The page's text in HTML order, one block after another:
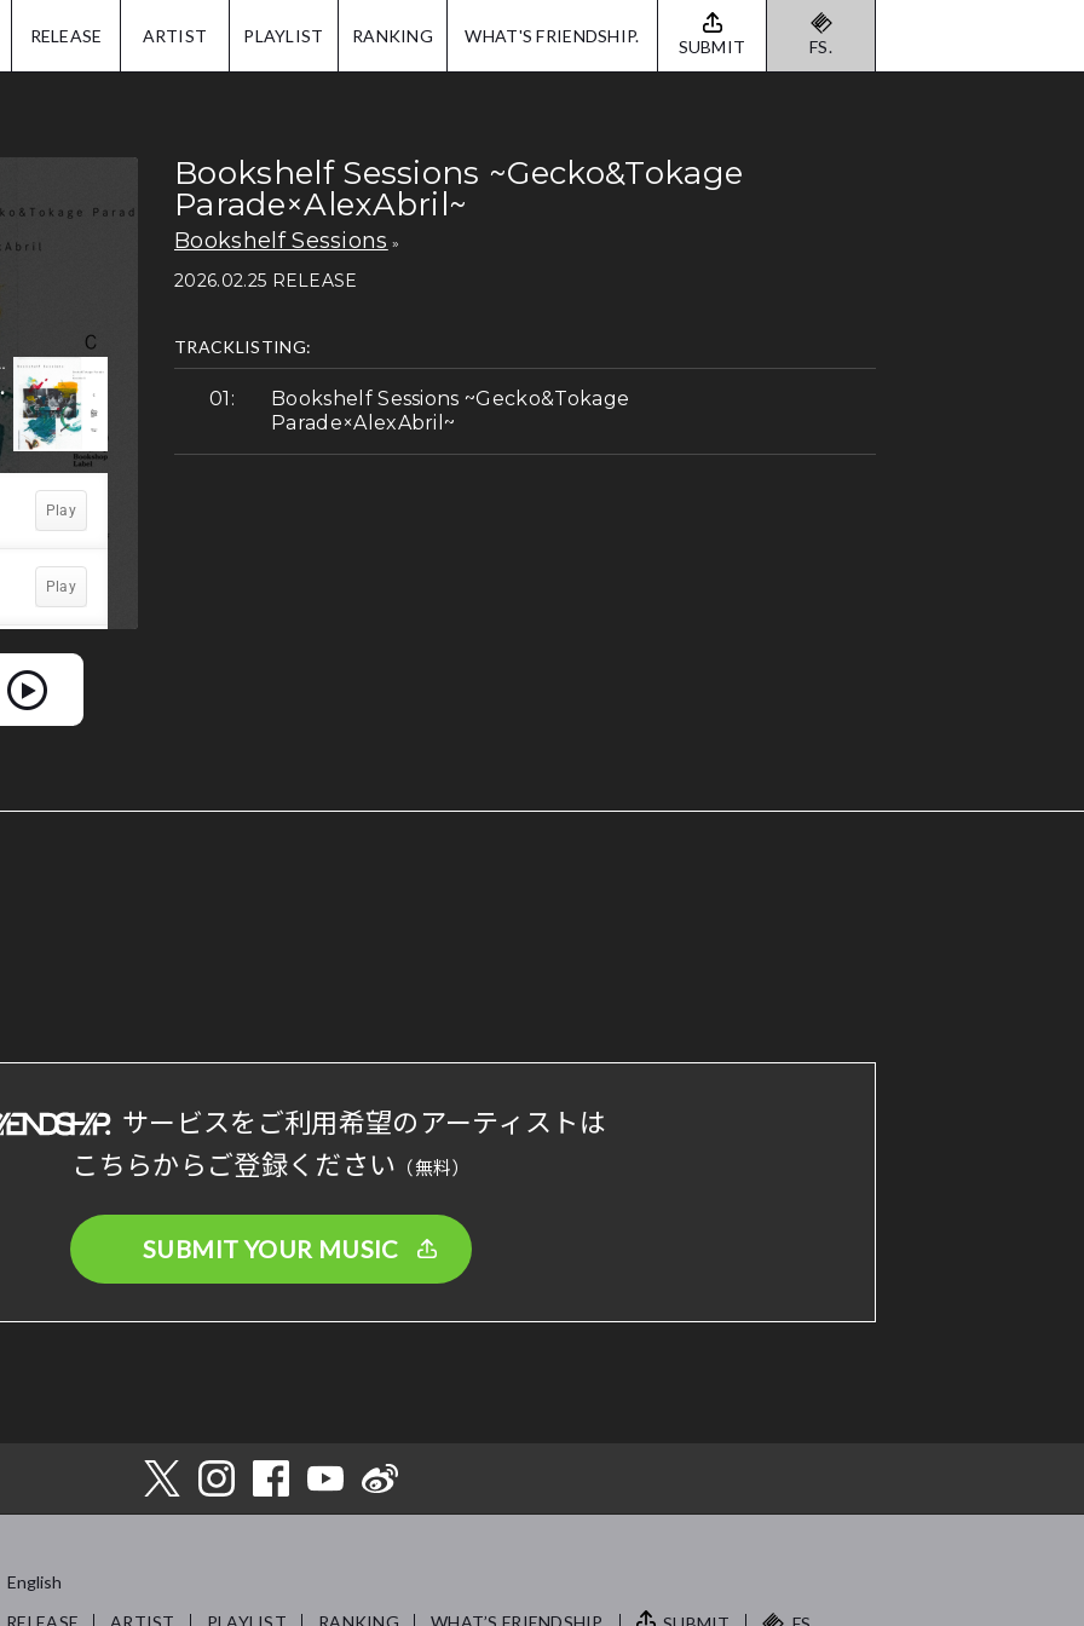
RELEASE ARTIST PLAYLIST RANKING WHAT'S FRIENDSHIP. SUBMIT FS.
Bookshelf Sessions ~Gecko&Tokage
Parade×AlexAbril~
Bookshelf Sessions
2026.02.25 RELEASE
TRACKLISTING:
Bookshelf Sessions ~Gecko&Tokage
Parade×AlexAbril~
サービスをご利用希望のアーティストは
こちらからご登録ください （無料）
SUBMIT YOUR MUSIC
English
RELEASE ARTIST PLAYLIST RANKING WHAT’S FRIENDSHIP.